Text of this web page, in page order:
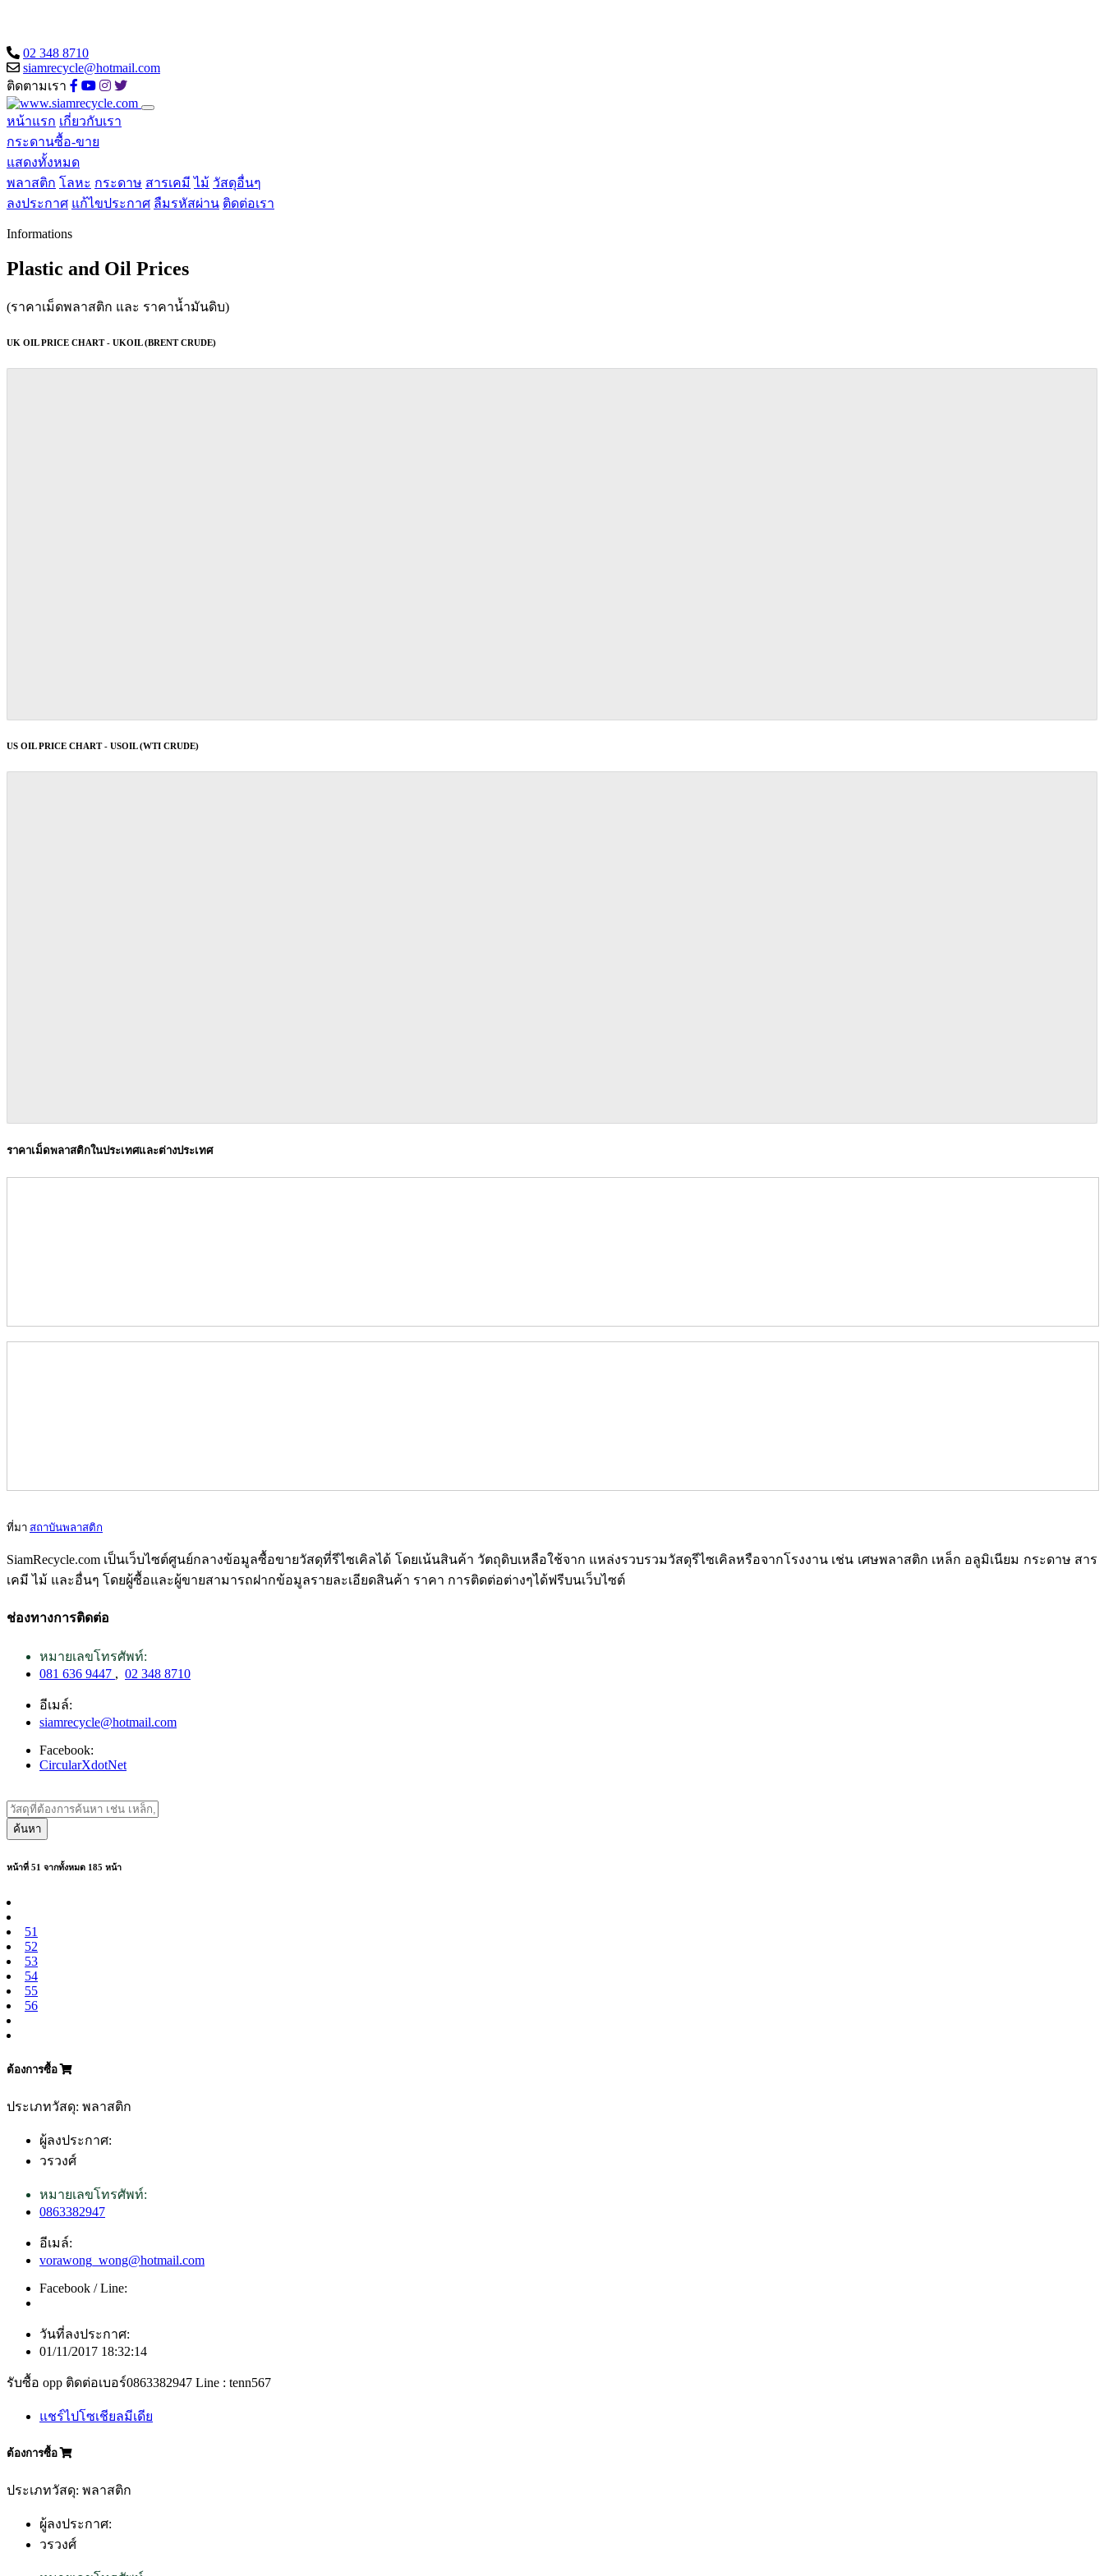
02 348 8710
siamrecycle@hotmail.com
ติดตามเรา
หน้าแรก เกี่ยวกับเรา
กระดานซื้อ-ขาย
แสดงทั้งหมด
พลาสติก โลหะ กระดาษ สารเคมี ไม้ วัสดุอื่นๆ
ลงประกาศ แก้ไขประกาศ ลืมรหัสผ่าน ติดต่อเรา
Informations
Plastic and Oil Prices
(ราคาเม็ดพลาสติก และ ราคาน้ำมันดิบ)
UK OIL PRICE CHART - UKOIL (BRENT CRUDE)
US OIL PRICE CHART - USOIL (WTI CRUDE)
ราคาเม็ดพลาสติกในประเทศและต่างประเทศ
ที่มา สถาบันพลาสติก
SiamRecycle.com เป็นเว็บไซต์ศูนย์กลางข้อมูลซื้อขายวัสดุที่รีไซเคิลได้ โดยเน้นสินค้า วัตถุดิบเหลือใช้จาก แหล่งรวบรวมวัสดุรีไซเคิลหรือจากโรงงาน เช่น เศษพลาสติก เหล็ก อลูมิเนียม กระดาษ สาร
เคมี ไม้ และอื่นๆ โดยผู้ซื้อและผู้ขายสามารถฝากข้อมูลรายละเอียดสินค้า ราคา การติดต่อต่างๆได้ฟรีบนเว็บไซต์
ช่องทางการติดต่อ
หมายเลขโทรศัพท์:
081 636 9447 , 02 348 8710
อีเมล์:
siamrecycle@hotmail.com
Facebook:
CircularXdotNet
ค้นหา
หน้าที่ 51 จากทั้งหมด 185 หน้า
51
52
53
54
55
56
ต้องการซื้อ
ประเภทวัสดุ: พลาสติก
ผู้ลงประกาศ:
วรวงศ์
หมายเลขโทรศัพท์:
0863382947
อีเมล์:
vorawong_wong@hotmail.com
Facebook / Line:
วันที่ลงประกาศ:
01/11/2017 18:32:14
รับซื้อ opp ติดต่อเบอร์0863382947 Line : tenn567
แชร์ไปโซเชียลมีเดีย
ต้องการซื้อ
ประเภทวัสดุ: พลาสติก
ผู้ลงประกาศ:
วรวงศ์